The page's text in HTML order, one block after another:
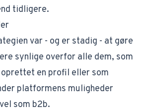
tidligere.
var - og er stadig - at gøre
synlige overfor alle dem, som
oprettet en profil eller som
platformens muligheder
som b2b.